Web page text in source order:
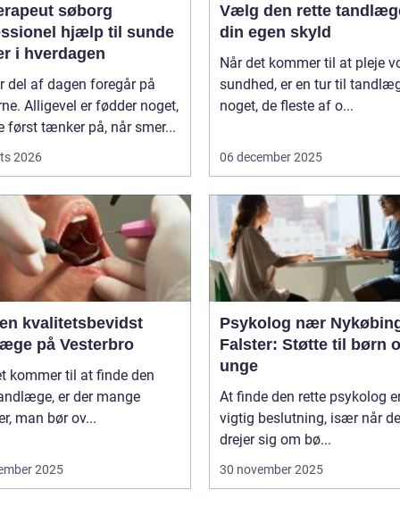
søborg
hjælp til sunde
i hverdagen
del af dagen foregår på
Alligevel er fødder noget,
først tænker på, når smer...
2026
Vælg den rette
din egen skyld
Når det kommer til at pleje
sundhed, er en tur til
noget, de fleste af o...
06 december 2025
kvalitetsbevidst
på Vesterbro
kommer til at finde den
er der mange
man bør ov...
2025
Psykolog nær
Falster: Støtte til børn
unge
At finde den rette psykolog
vigtig beslutning, især når
drejer sig om bø...
30 november 2025